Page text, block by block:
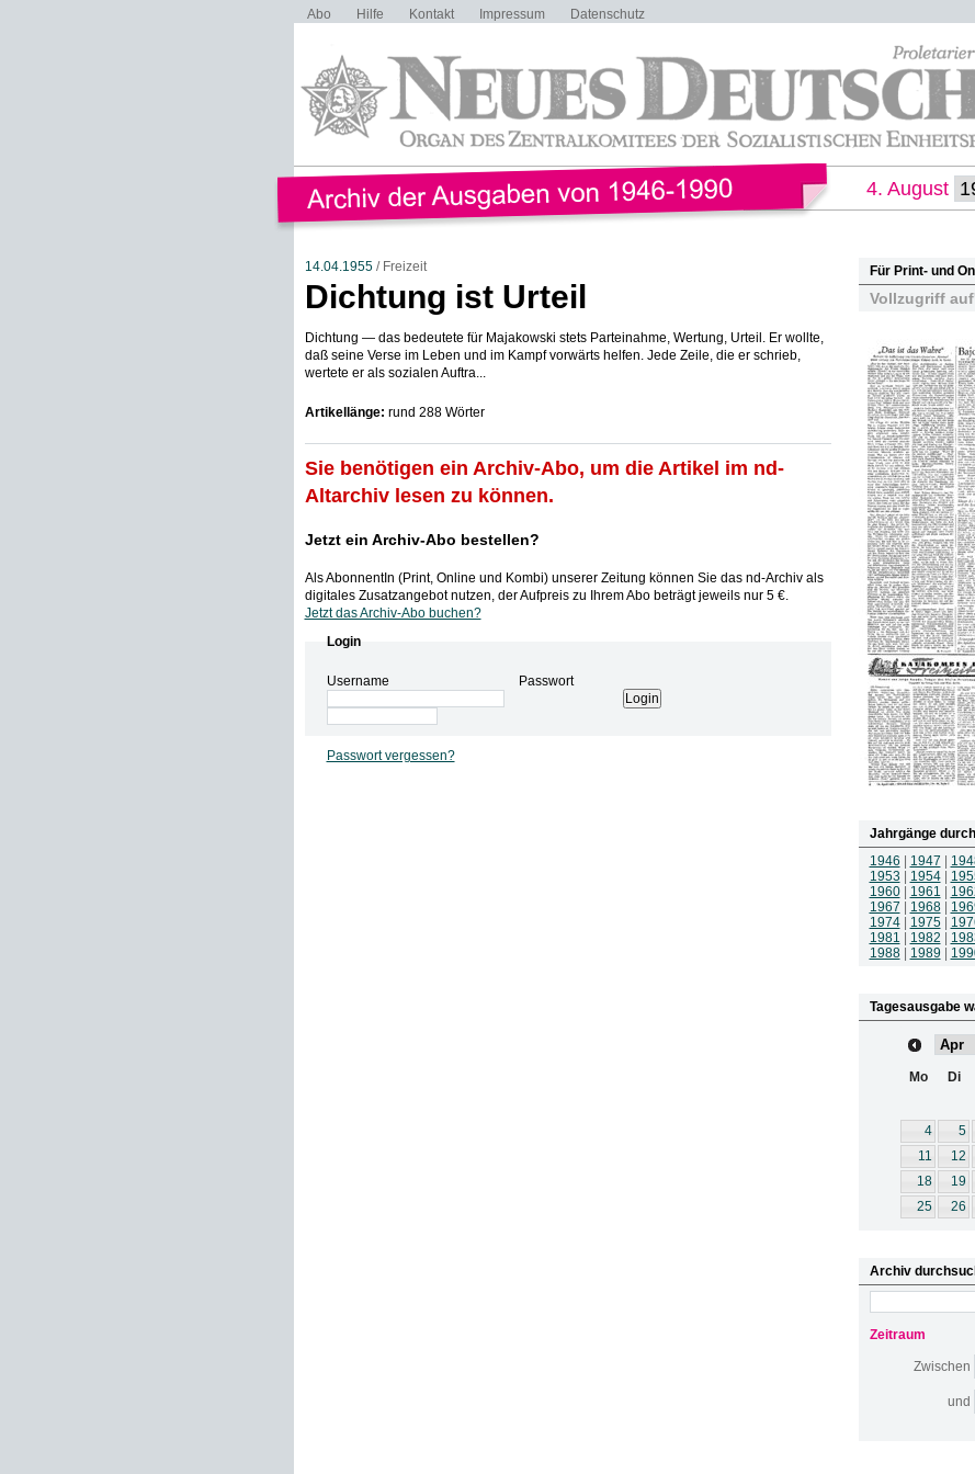
Abo Hilfe Kontakt Impressum Datenschutz
4. August
14.04.1955/ Freizeit
Dichtung ist Urteil
Dichtung — das bedeutete für Majakowski stets Parteinahme, Wertung, Urteil. Er wollte,
daß seine Verse im Leben und im Kampf vorwärts helfen. Jede Zeile, die er schrieb,
wertete er als sozialen Auftra...
Artikellänge: rund 288 Wörter
Sie benötigen ein Archiv-Abo, um die Artikel im nd-
Altarchiv lesen zu können.
Jetzt ein Archiv-Abo bestellen?
Als AbonnentIn (Print, Online und Kombi) unserer Zeitung können Sie das nd-Archiv als
digitales Zusatzangebot nutzen, der Aufpreis zu Ihrem Abo beträgt jeweils nur 5 €.
Jetzt das Archiv-Abo buchen?
Login
Username Passwort
Passwort vergessen?
Für Print- und
Vollzugriff
Jahrgänge
1946
1947
1953
1954|
1960| 1961
1967
1968|
1974| 1975|
1981
1982
1988| 1989
Tagesausgabe
Mo Di
4
5
11
12
18
19
25
26
Archiv
Zeitraum
Zwischen
und